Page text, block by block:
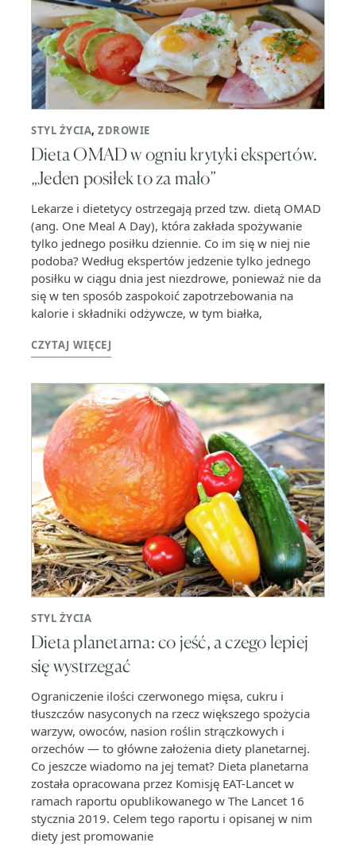
STYL ŻYCIA,ZDROWIE
Dieta OMAD w ogniu krytyki ekspertów.
„Jeden posiłek to za mało”
Lekarze i dietetycy ostrzegają przed tzw. dietą OMAD
(ang. One Meal A Day), która zakłada spożywanie
tylko jednego posiłku dziennie. Co im się w niej nie
podoba? Według ekspertów jedzenie tylko jednego
posiłku w ciągu dnia jest niezdrowe, ponieważ nie da
się w ten sposób zaspokoić zapotrzebowania na
kalorie i składniki odżywcze, w tym białka,
CZYTAJ WIĘCEJ
STYL ŻYCIA
Dieta planetarna: co jeść, a czego lepiej
się wystrzegać
Ograniczenie ilości czerwonego mięsa, cukru i
tłuszczów nasyconych na rzecz większego spożycia
warzyw, owoców, nasion roślin strączkowych i
orzechów — to główne założenia diety planetarnej.
Co jeszcze wiadomo na jej temat? Dieta planetarna
została opracowana przez Komisję EAT-Lancet w
ramach raportu opublikowanego w The Lancet 16
stycznia 2019. Celem tego raportu i opisanej w nim
diety jest promowanie